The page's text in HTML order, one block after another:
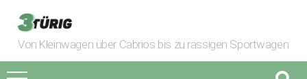
Von Kleinwagen über Cabrios bis zu rassigen Sportwagen